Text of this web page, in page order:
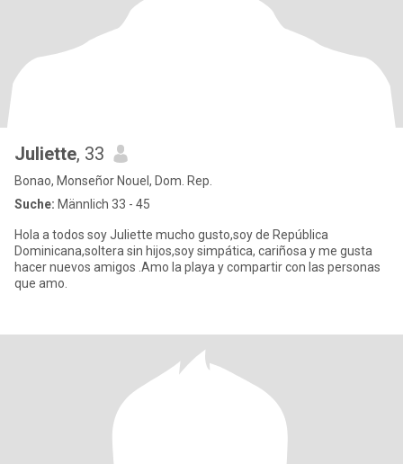
Juliette, 33
Bonao, Monseñor Nouel, Dom. Rep.
Suche: Männlich 33 - 45
Hola a todos soy Juliette mucho gusto,soy de República
Dominicana,soltera sin hijos,soy simpática, cariñosa y me gusta
hacer nuevos amigos .Amo la playa y compartir con las personas
que amo.